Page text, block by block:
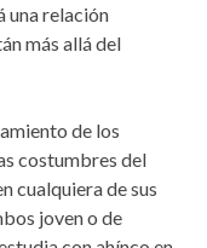
una relación
más allá del
de los
costumbres del
cualquiera de sus
joven o de